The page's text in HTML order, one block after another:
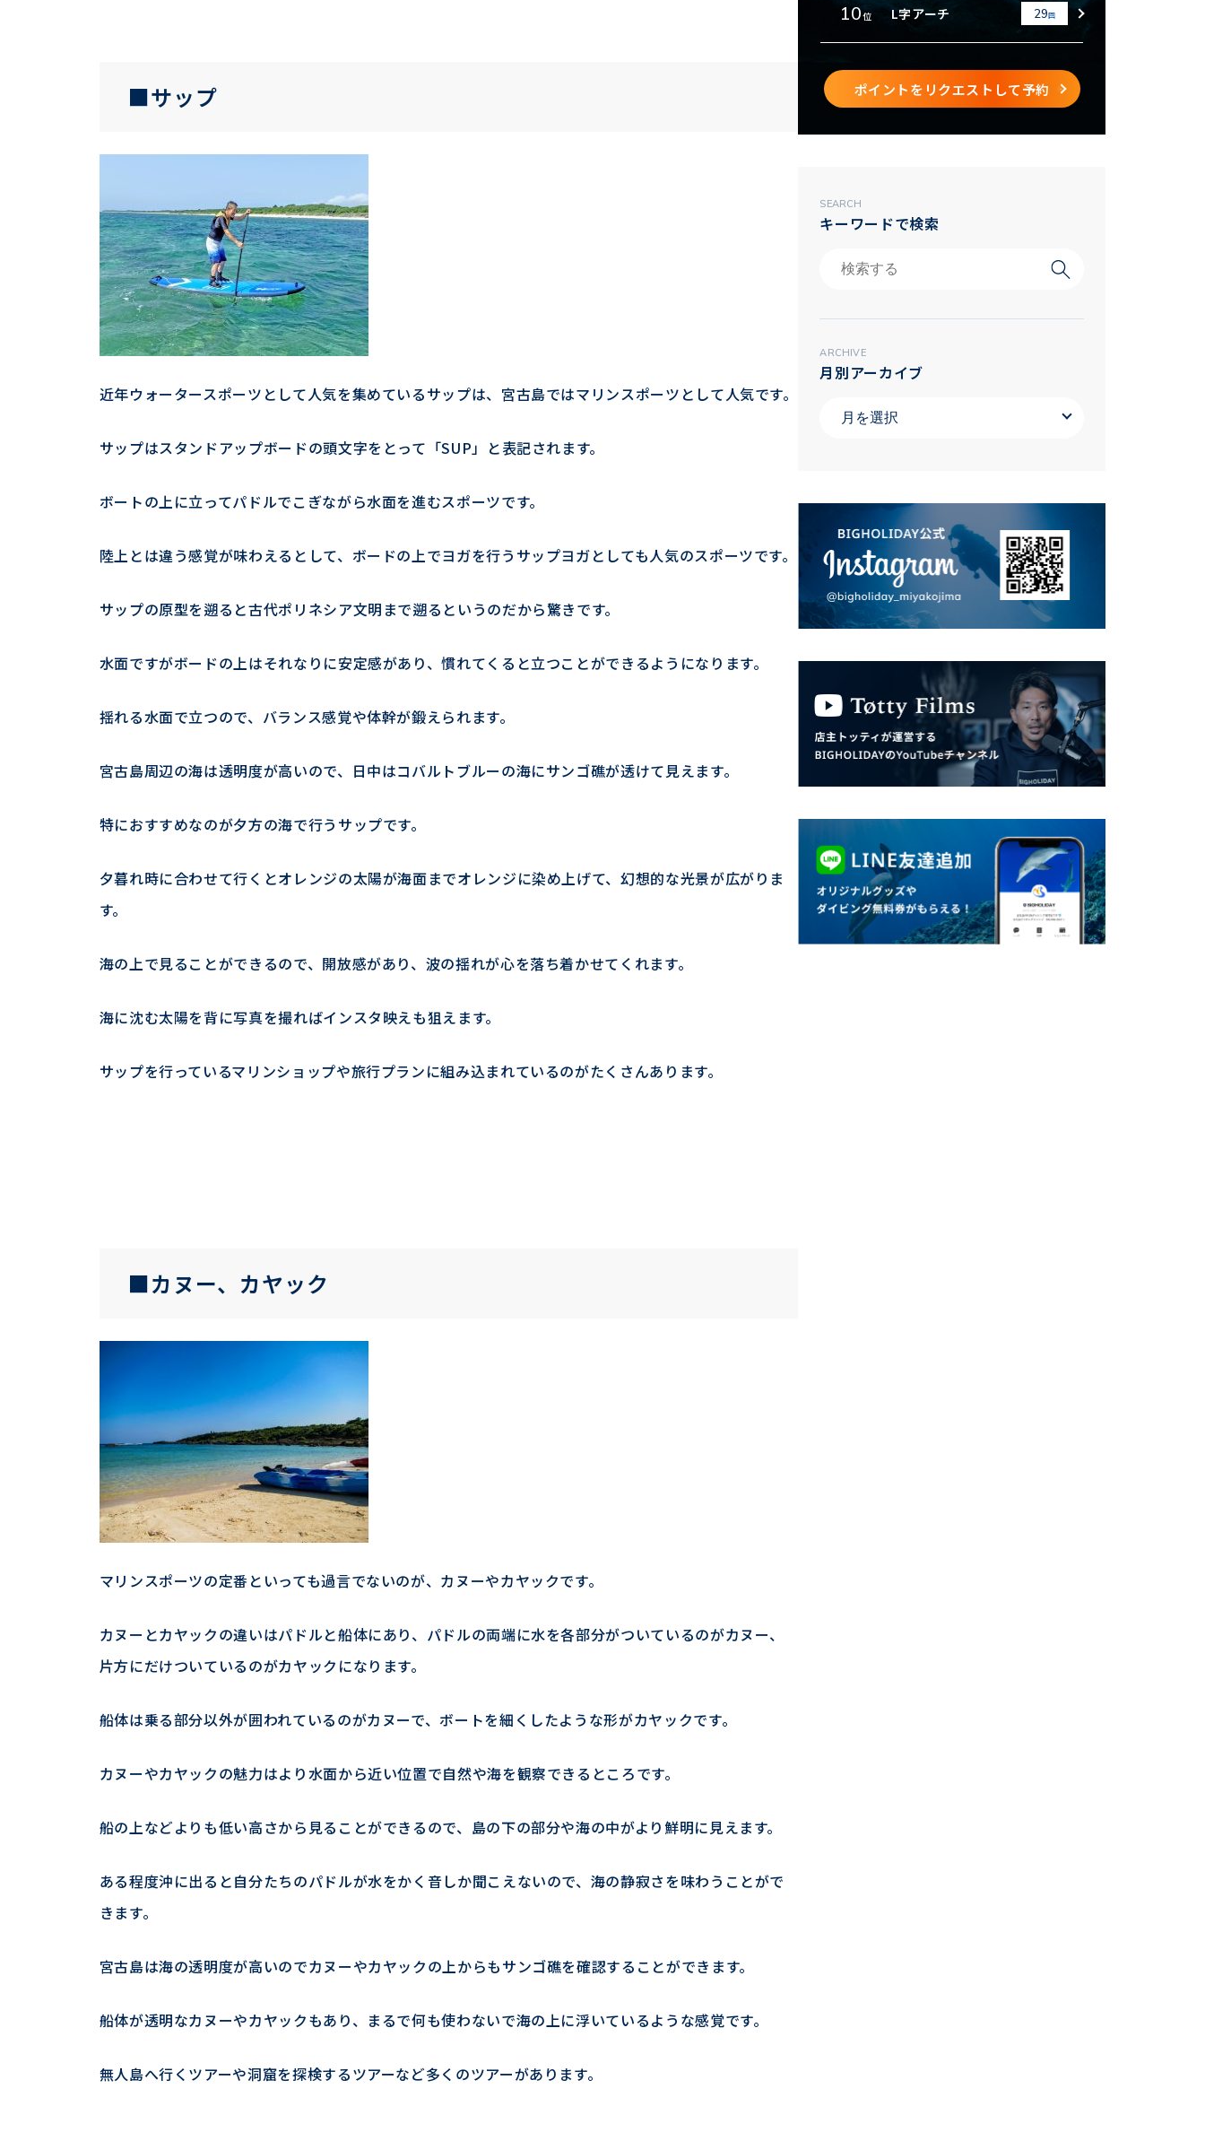
■サップ
近年ウォータースポーツとして人気を集めているサップは、宮古島ではマリンスポーツとして人気です。
サップはスタンドアップボードの頭文字をとって「SUP」と表記されます。
ボートの上に立ってパドルでこぎながら水面を進むスポーツです。
陸上とは違う感覚が味わえるとして、ボードの上でヨガを行うサップヨガとしても人気のスポーツです。
サップの原型を遡ると古代ポリネシア文明まで遡るというのだから驚きです。
水面ですがボードの上はそれなりに安定感があり、慣れてくると立つことができるようになります。
揺れる水面で立つので、バランス感覚や体幹が鍛えられます。
宮古島周辺の海は透明度が高いので、日中はコバルトブルーの海にサンゴ礁が透けて見えます。
特におすすめなのが夕方の海で行うサップです。
夕暮れ時に合わせて行くとオレンジの太陽が海面までオレンジに染め上げて、幻想的な光景が広がりま
す。
海の上で見ることができるので、開放感があり、波の揺れが心を落ち着かせてくれます。
海に沈む太陽を背に写真を撮ればインスタ映えも狙えます。
サップを行っているマリンショップや旅行プランに組み込まれているのがたくさんあります。
■カヌー、カヤック
マリンスポーツの定番といっても過言でないのが、カヌーやカヤックです。
カヌーとカヤックの違いはパドルと船体にあり、パドルの両端に水を各部分がついているのがカヌー、
片方にだけついているのがカヤックになります。
船体は乗る部分以外が囲われているのがカヌーで、ボートを細くしたような形がカヤックです。
カヌーやカヤックの魅力はより水面から近い位置で自然や海を観察できるところです。
船の上などよりも低い高さから見ることができるので、島の下の部分や海の中がより鮮明に見えます。
ある程度沖に出ると自分たちのパドルが水をかく音しか聞こえないので、海の静寂さを味わうことがで
きます。
宮古島は海の透明度が高いのでカヌーやカヤックの上からもサンゴ礁を確認することができます。
船体が透明なカヌーやカヤックもあり、まるで何も使わないで海の上に浮いているような感覚です。
無人島へ行くツアーや洞窟を探検するツアーなど多くのツアーがあります。
10位 L字アーチ 29回
ポイントをリクエストして予約
SEARCH
キーワードで検索
ARCHIVE
月別アーカイブ